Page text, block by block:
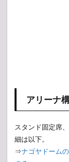
アリーナ
スタンド固定席
細は以下。
⇒ナゴヤドーム